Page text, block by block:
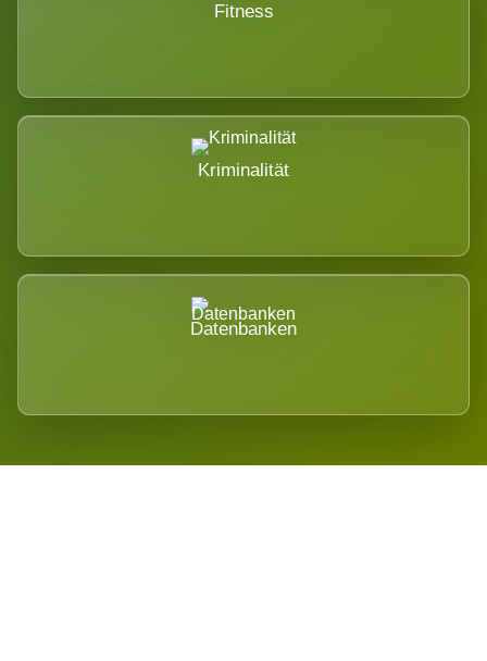
Fitness
Kriminalität
Datenbanken